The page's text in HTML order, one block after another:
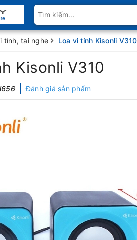
tính, tai nghe Loa vi tính Kisonli V310
Kisonli V310
Đánh giá sản phẩm